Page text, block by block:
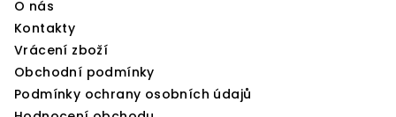
O nás
Kontakty
Vrácení zboží
Obchodní podmínky
Podmínky ochrany osobních údajů